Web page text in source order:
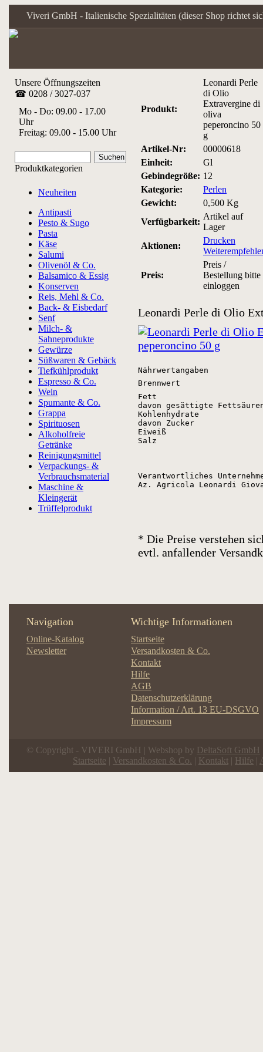
Viveri GmbH - Italienische Spezialitäten (dieser Shop richtet
Unsere Öffnungszeiten
☎ 0208 / 3027-037
Mo - Do: 09.00 - 17.00
Uhr
Freitag: 09.00 - 15.00 Uhr
Produktkategorien
Neuheiten
Antipasti
Pesto & Sugo
Pasta
Käse
Salumi
Olivenöl & Co.
Balsamico & Essig
Konserven
Reis, Mehl & Co.
Back- & Eisbedarf
Senf
Milch- &
Sahneprodukte
Gewürze
Süßwaren & Gebäck
Tiefkühlprodukt
Espresso & Co.
Wein
Spumante & Co.
Grappa
Spirituosen
Alkoholfreie
Getränke
Reinigungsmittel
Verpackungs- &
Verbrauchsmaterial
Maschine &
Kleingerät
Trüffelprodukt
Produkt:
Leonardi Perle
di Olio
Extravergine di
oliva
peperoncino 50
g
Artikel-Nr:
00000618
Einheit:
Gl
Gebindegröße: 12
Kategorie:
Perlen
Gewicht:
0,500 Kg
Verfügbarkeit:
Artikel auf
Lager
Aktionen:
Drucken
Preis:
Preis /
Bestellung bitte
einloggen
Leonardi Perle di Olio
Nährwertangaben
Brennwert
Fett
davon gesättigte
Kohlenhydrate
davon Zucker
Eiweiß
Salz
Verantwortliches
Az. Agricola Leonardi
* Die Preise verstehen
evtl. anfallender
Navigation
Online-Katalog
Newsletter
Wichtige Informationen
Startseite
Versandkosten & Co.
Kontakt
Hilfe
AGB
Datenschutzerklärung
Information / Art. 13 EU-DSGVO
Impressum
© Copyright - VIVERI GmbH | Webshop by DeltaSoft GmbH
Startseite | Versandkosten & Co. | Kontakt | Hilfe |